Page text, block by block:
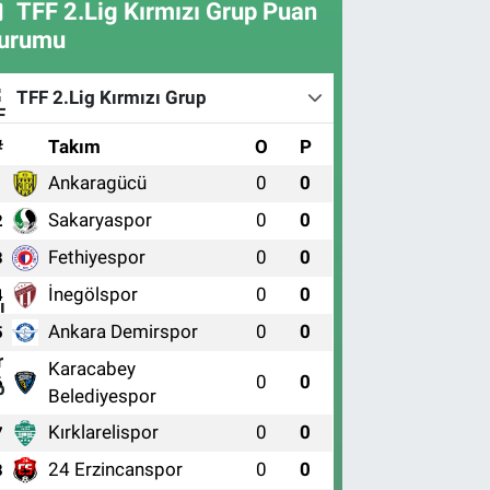
TFF 2.Lig Kırmızı Grup Puan
TFF 2.Lig Kırmızı Grup
Takım O P
Ankaragücü 0 0
Sakaryaspor 0 0
Fethiyespor 0 0
İnegölspor 0 0
Ankara Demirspor 0 0
Karacabey
Belediyespor
0 0
Kırklarelispor 0 0
24 Erzincanspor 0 0